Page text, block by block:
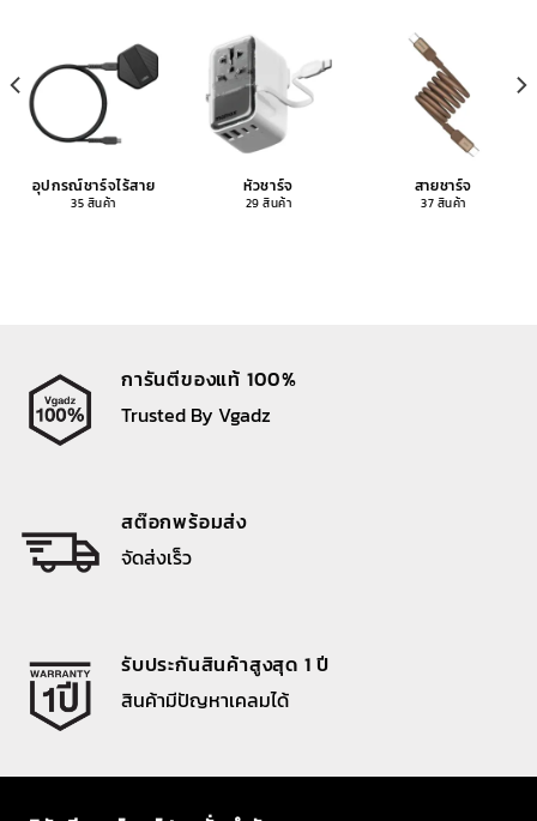
อุปกรณ์ชาร์จไร้สาย
35 สินค้า
หัวชาร์จ
29 สินค้า
สายชาร์จ
37 สินค้า
การันตีของแท้ 100%
Trusted By Vgadz
สต๊อกพร้อมส่ง
จัดส่งเร็ว
รับประกันสินค้าสูงสุด 1 ปี
สินค้ามีปัญหาเคลมได้